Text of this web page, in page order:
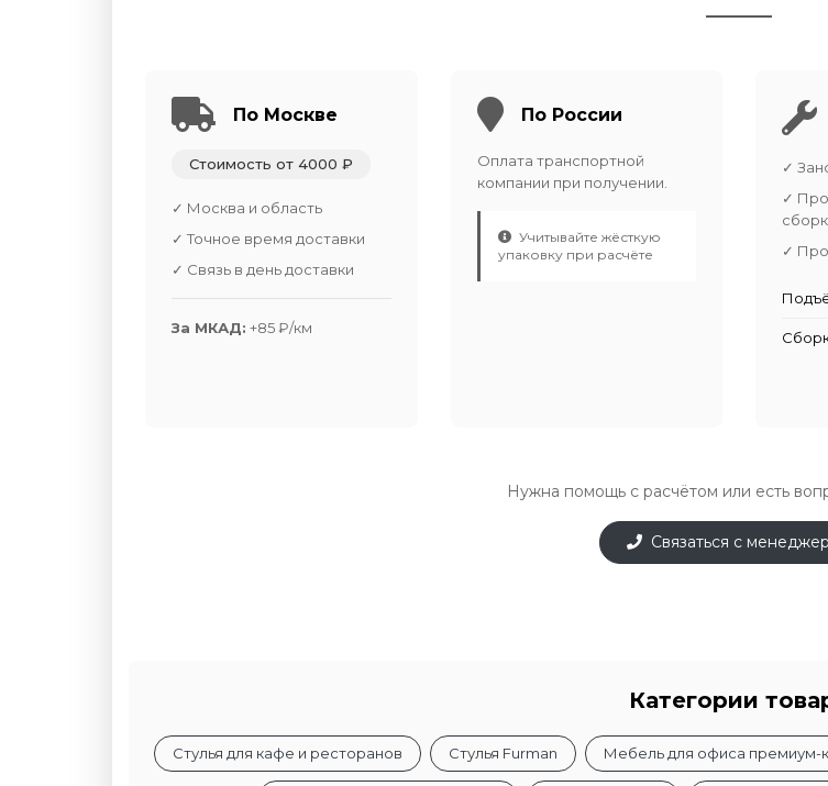
По Москве
Стоимость от 4000 ₽
✓ Москва и область
✓ Точное время доставки
✓ Связь в день доставки
За МКАД: +85 ₽/км
По России
Оплата транспортной
компании при получении.
Учитывайте жёсткую
упаковку при расчёте
✓
✓
✓
Нужна помощь с расчётом или есть
Связаться с
Категории
Стулья для кафе и ресторанов Стулья Furman Мебель для офиса премиум-